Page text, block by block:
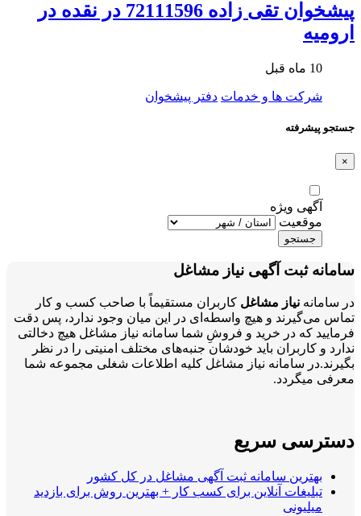
پیشخوان تقی زاده 72111596 در نقده در
ارومیه
10 ماه قبل
شرکت ها و خدمات دفتر پیشخوان
جستجو پیشرفته
×
آگهی ویژه
موقعیت
جستجو
سامانه ثبت آگهی نیاز مشاغل
در سامانه نیاز مشاغل کاربران مستقیماً با صاحب کسب و کار
تماس می‌گیرند و هیچ واسطه‌ای در این میان وجود ندارد، پس دقت
فرمایید که در خرید و فروشِ شما سامانه نیاز مشاغل هیچ دخالتی
ندارد و کاربران باید خودشان جنبه‌های مختلف امنیتی را در نظر
بگیرند.در سامانه نیاز مشاغل کلیه اطلاعات شغلی مجموعه شما
معرفی میگردد.
دسترسی سریع
بهترین سامانه ثبت آگهی مشاغل در کل کشور
تبلیغات آنلاین برای کسب کار + بهترین روش برای بازدید
میلیونی